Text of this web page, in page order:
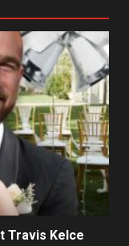
Travis Kelce